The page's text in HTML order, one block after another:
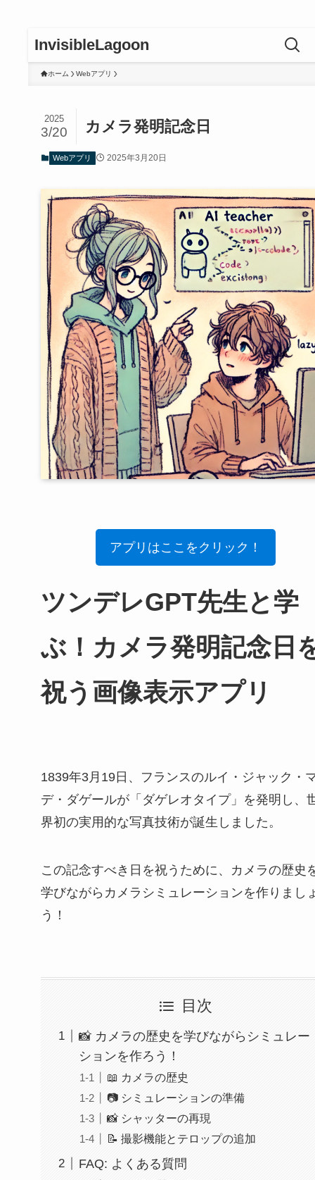
InvisibleLagoon
ホーム Webアプリ
カメラ発明記念日
2025
3/20
Webアプリ 2025年3月20日
アプリはここをクリック！
ツンデレGPT先生と学
ぶ！カメラ発明記念日
祝う画像表示アプリ
1839年3月19日、フランスのルイ・ジャック・
デ・ダゲールが「ダゲレオタイプ」を発明し、
界初の実用的な写真技術が誕生しました。
この記念すべき日を祝うために、カメラの歴史
学びながらカメラシミュレーションを作りまし
う！
目次
📸 カメラの歴史を学びながらシミュレー
ションを作ろう！
📖 カメラの歴史
📷 シミュレーションの準備
📸 シャッターの再現
📝 撮影機能とテロップの追加
FAQ: よくある質問